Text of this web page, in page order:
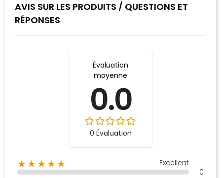
AVIS SUR LES PRODUITS / QUESTIONS ET
RÉPONSES
Évaluation
moyenne
0.0
0 Évaluation
★★★★★
Excellent
0